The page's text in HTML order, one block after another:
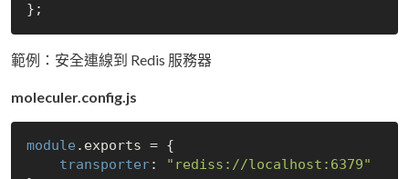
範例：安全連線到 Redis 服務器
moleculer.config.js
module .exports = {
transporter:
"rediss://localhost:6379"